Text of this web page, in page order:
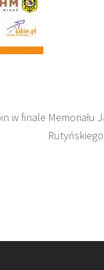
w finale Memoriału